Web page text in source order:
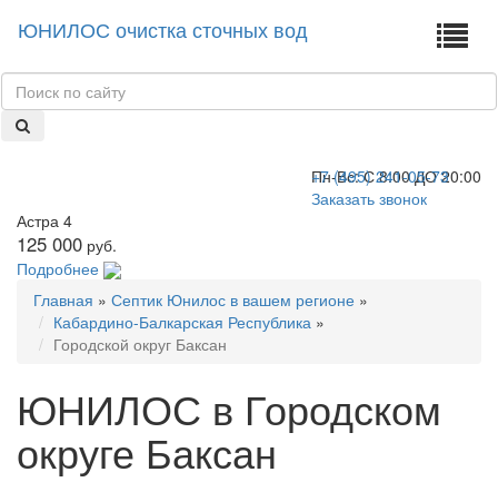
ЮНИЛОС очистка сточных вод
+7 (495) 241-05-73
Пн-Вс: С 8:00 ДО 20:00
Заказать звонок
Астра 4
125 000 руб.
Подробнее
Главная » Септик Юнилос в вашем регионе »
Кабардино-Балкарская Республика »
Городской округ Баксан
ЮНИЛОС в Городском
округе Баксан